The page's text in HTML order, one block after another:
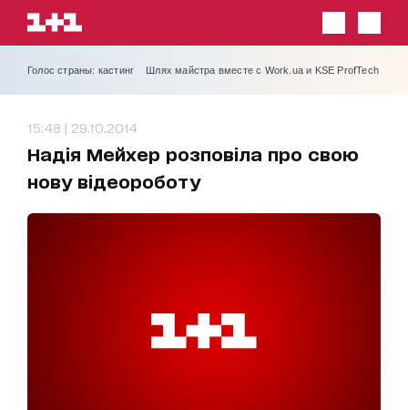
Голос страны: кастинг Шлях майстра вместе с Work.ua и KSE ProfTech
15:48 | 29.10.2014
Надія Мейхер розповіла про свою
нову відеороботу